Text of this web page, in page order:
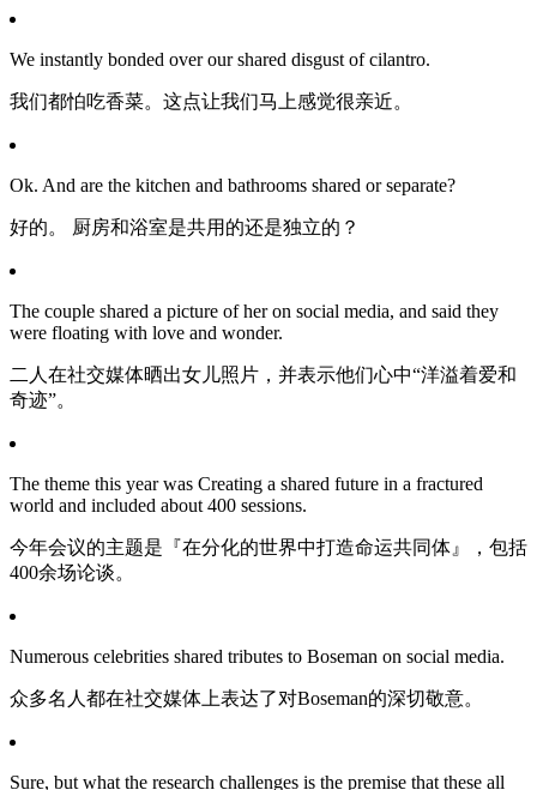
We instantly bonded over our shared disgust of cilantro.
我们都怕吃香菜。这点让我们马上感觉很亲近。
Ok. And are the kitchen and bathrooms shared or separate?
好的。 厨房和浴室是共用的还是独立的？
The couple shared a picture of her on social media, and said they
were floating with love and wonder.
二人在社交媒体晒出女儿照片，并表示他们心中“洋溢着爱和
奇迹”。
The theme this year was Creating a shared future in a fractured
world and included about 400 sessions.
今年会议的主题是『在分化的世界中打造命运共同体』，包括
400余场论谈。
Numerous celebrities shared tributes to Boseman on social media.
众多名人都在社交媒体上表达了对Boseman的深切敬意。
Sure, but what the research challenges is the premise that these all